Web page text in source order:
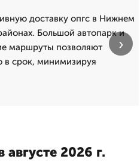
доставку опгс в Нижнем
Большой автопарк и
маршруты позволяют
в срок, минимизируя
›
2026 г.